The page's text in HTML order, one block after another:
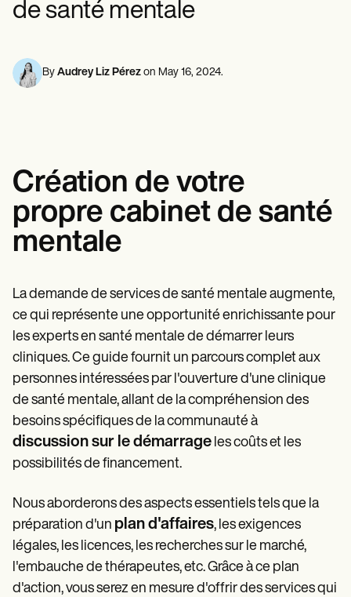
Professionnels de la santé mentale
Travailleurs sociaux
Psychologues
Infirmiers
Comparaison
Guides des applications
Modèles
Codes ICD
Procedure Codes
Modèle de plan de traitement
Social Work Treatment Plans
DAR Note Template
Patient Visit Summary Template
Help Center
Demos
Training Hub
Webinars
Switch to Carepatron
Become a Partner
Pricing
Get started
Insurance claims
Speech therapists
Life coaches
de santé mentale
By Audrey Liz Pérez on May 16, 2024.
Création de votre
propre cabinet de santé
mentale
La demande de services de santé mentale augmente,
ce qui représente une opportunité enrichissante pour
les experts en santé mentale de démarrer leurs
cliniques. Ce guide fournit un parcours complet aux
personnes intéressées par l'ouverture d'une clinique
de santé mentale, allant de la compréhension des
besoins spécifiques de la communauté à
discussion sur le démarrage les coûts et les
possibilités de financement.
Nous aborderons des aspects essentiels tels que la
préparation d'un plan d'affaires, les exigences
légales, les licences, les recherches sur le marché,
l'embauche de thérapeutes, etc. Grâce à ce plan
d'action, vous serez en mesure d'offrir des services qui